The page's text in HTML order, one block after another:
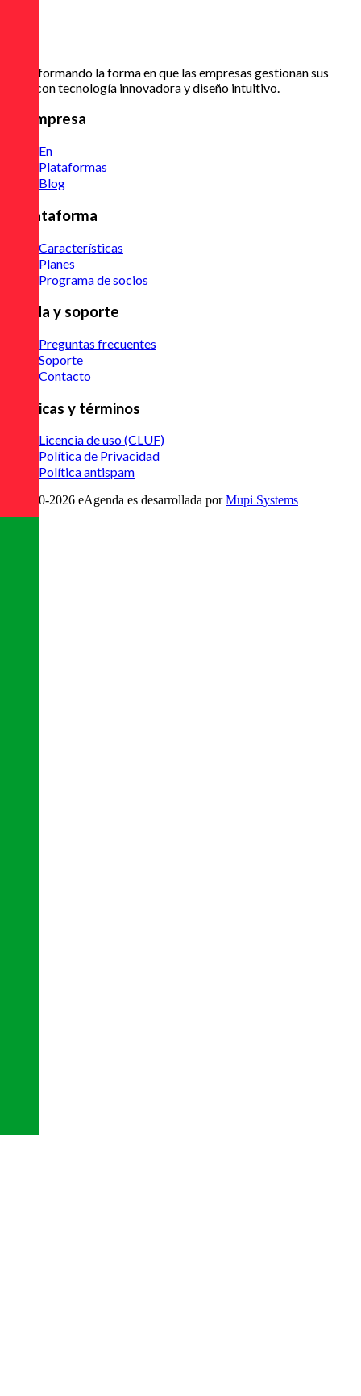
Transformando la forma en que las empresas gestionan sus
citas con tecnología innovadora y diseño intuitivo.
La empresa
En
Plataformas
Blog
A Plataforma
Características
Planes
Programa de socios
Ayuda y soporte
Preguntas frecuentes
Soporte
Contacto
Políticas y términos
Licencia de uso (CLUF)
Política de Privacidad
Política antispam
© 2020-2026 eAgenda es desarrollada porMupi Systems